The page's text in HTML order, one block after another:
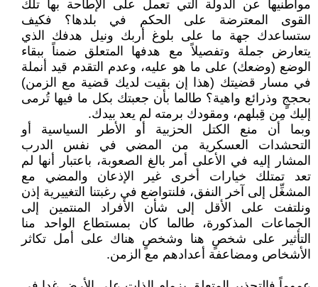
مواطنيها عن الدولة التي تعمل على الإطاحة بها تلك
القوى المعترضة على الحكم في بلدها؟ فكيف
ستساعدك جهة ما على بلوغ أربك ونيل هدفك الذي
يتعارض جملة وتفصيلاً مع هدفها المتعلق ضمناً ببقاء
الوضع (وضعك) على ما هو عليه، وعدم التقدم قيد أنملة
في مسار قضيتك (هذا إن بقيت لديك قضية مع الزمن)
بحججٍ وذرائع واهية؟ طالما بأن جعبتك بكل ما فيها تُرمى
إليك مِن قِبلهم، ومقودك برمته لم يعد بيدك.
وبما أن منع الكتل الحزبية أو الأطر السياسية أو
التحشدات العسكرية من المضي في نفس الدرب
المشار إليه في الأعلى أمر بالغ الصعوبة، باعتبار أنها لم
تعد تمتلك خيارات أخرى غير الإذعان والمضي مع
المشغِّل إلى آخر النفق، فلنتواضع في رغبتنا التغييرية إذن
ونلتفت على الأقل إلى شأن الأفراد المنتمين إلى
الجماعات المذكورة، طالما كان بمستطاع الواحد منا
التأثير على شخصٍ هنا وشخصٍ هناك على أمل تكاثر
الأشخاص ومضاعفة أعدادهم مع الزمن.